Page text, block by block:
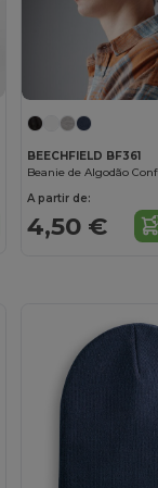
BEECHFIELD BF361
A partir de:
4,50 €